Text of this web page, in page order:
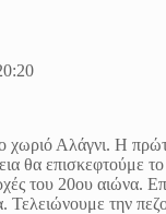
χωριό Αλάγνι. Η
θα επισκεφτούμε
του 20ου αιώνα.
την